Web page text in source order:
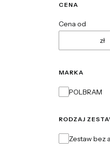
CENA
Cena od
zł
MARKA
MarkaPOLBRAM
RODZAJ
Rodzaj
Zestaw bez